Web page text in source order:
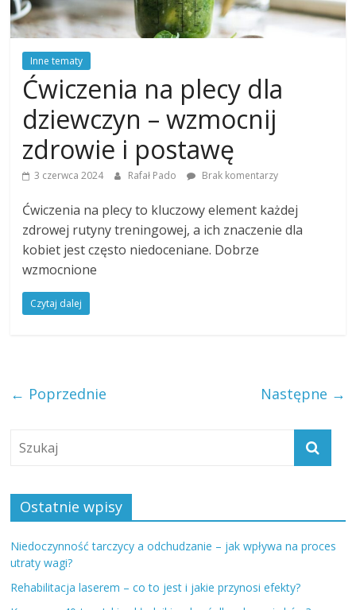
Inne tematy
Ćwiczenia na plecy dla
dziewczyn – wzmocnij
zdrowie i postawę
3 czerwca 2024 Rafał Pado Brak komentarzy
Ćwiczenia na plecy to kluczowy element każdej
zdrowej rutyny treningowej, a ich znaczenie dla
kobiet jest często niedoceniane. Dobrze
wzmocnione
Czytaj dalej
← Poprzednie Następne →
Ostatnie wpisy
Niedoczynność tarczycy a odchudzanie – jak wpływa na proces
utraty wagi?
Rehabilitacja laserem – co to jest i jakie przynosi efekty?